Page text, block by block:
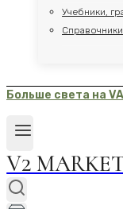
Учебники,
Больше света на
V2